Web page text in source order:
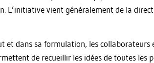
L’initiative vient généralement de la
et dans sa formulation, les collaborateurs
de recueillir les idées de toutes les